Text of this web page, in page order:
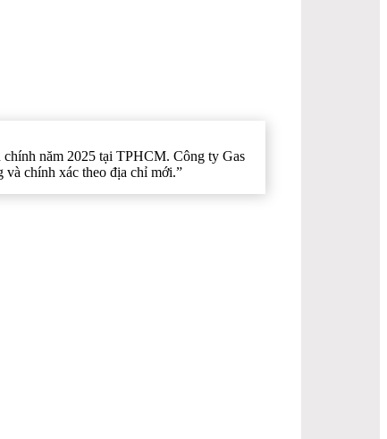
năm 2025 tại TPHCM. Công ty Gas
và chính xác theo địa chỉ mới.”